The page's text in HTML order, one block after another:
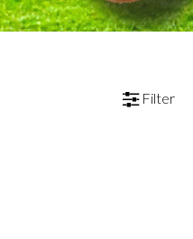
Filter